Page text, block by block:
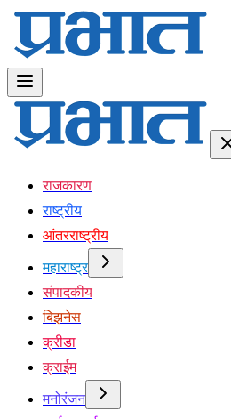
राजकारण
राष्ट्रीय
आंतरराष्ट्रीय
महाराष्ट्र
संपादकीय
बिझनेस
क्रीडा
क्राईम
मनोरंजन